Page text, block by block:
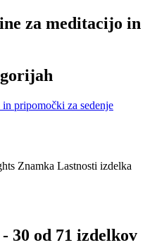
za meditacijo in
pripomočki za sedenje
Znamka Lastnosti izdelka
30 od 71 izdelkov